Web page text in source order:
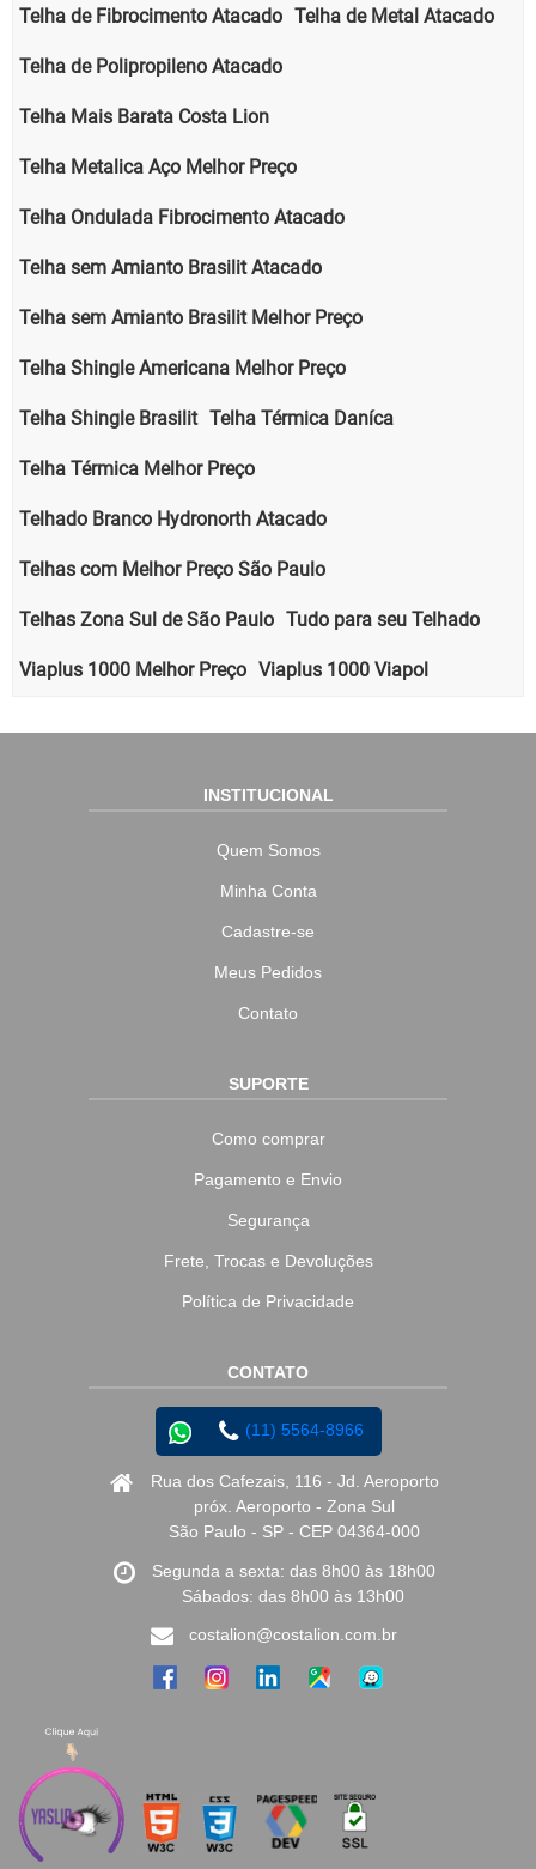
Telha de Fibrocimento Atacado Telha de Metal Atacado
Telha de Polipropileno Atacado
Telha Mais Barata Costa Lion
Telha Metalica Aço Melhor Preço
Telha Ondulada Fibrocimento Atacado
Telha sem Amianto Brasilit Atacado
Telha sem Amianto Brasilit Melhor Preço
Telha Shingle Americana Melhor Preço
Telha Shingle Brasilit Telha Térmica Daníca
Telha Térmica Melhor Preço
Telhado Branco Hydronorth Atacado
Telhas com Melhor Preço São Paulo
Telhas Zona Sul de São Paulo Tudo para seu Telhado
Viaplus 1000 Melhor Preço Viaplus 1000 Viapol
INSTITUCIONAL
Quem Somos
Minha Conta
Cadastre-se
Meus Pedidos
Contato
SUPORTE
Como comprar
Pagamento e Envio
Segurança
Frete, Trocas e Devoluções
Política de Privacidade
CONTATO
(11) 5564-8966
Rua dos Cafezais, 116 - Jd. Aeroporto
próx. Aeroporto - Zona Sul
São Paulo - SP - CEP 04364-000
Segunda a sexta: das 8h00 às 18h00
Sábados: das 8h00 às 13h00
costalion@costalion.com.br